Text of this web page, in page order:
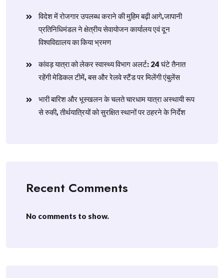
विदेश में रोजगार उपलब्ध कराने की मुहिम बढ़ी आगे,जापानी
प्रतिनिधिमंडल ने क्षेत्रीय सेवायोजन कार्यालय एवं दून
विश्वविद्यालय का किया भ्रमण
​कांवड़ यात्रा को लेकर स्वास्थ्य विभाग अलर्ट: 24 घंटे तैनात
रहेंगी मेडिकल टीमें, बस और रेलवे स्टैंड पर मिलेंगी एंबुलेंस
​भारी बारिश और भूस्खलन के चलते चारधाम यात्रा अस्थायी रूप
से रुकी, तीर्थयात्रियों को सुरक्षित स्थानों पर ठहरने के निर्देश
Recent Comments
No comments to show.